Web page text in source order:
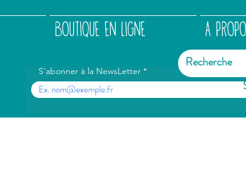
BOUTIQUE EN LIGNE A
S'abonner à la NewsLetter